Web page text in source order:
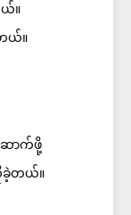
။
ယ်။
ောက်ဖို့
လိုခဲ့တယ်။